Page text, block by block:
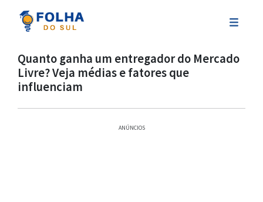
Quanto ganha um entregador do Mercado
Livre? Veja médias e fatores que
influenciam
ANÚNCIOS